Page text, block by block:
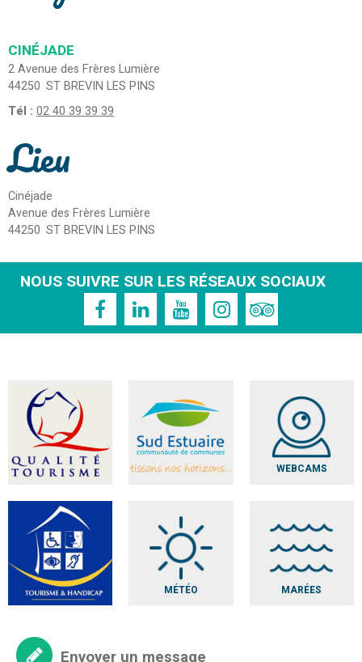
CINÉJADE
2 Avenue des Frères Lumière
44250 ST BREVIN LES PINS
Tél : 02 40 39 39 39
Lieu
Cinéjade
Avenue des Frères Lumière
44250 ST BREVIN LES PINS
NOUS SUIVRE SUR LES RÉSEAUX SOCIAUX
WEBCAMS
MÉTÉO MARÉES
Envoyer un message